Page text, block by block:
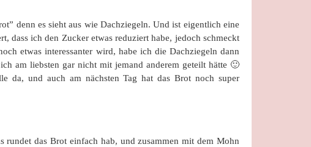
denn es sieht aus wie Dachziegeln. Und ist eigentlich eine
dass ich den Zucker etwas reduziert habe, jedoch schmeckt
etwas interessanter wird, habe ich die Dachziegeln dann
am liebsten gar nicht mit jemand anderem geteilt hätte 🙂
da, und auch am nächsten Tag hat das Brot noch super
das Brot einfach hab, und zusammen mit dem Mohn